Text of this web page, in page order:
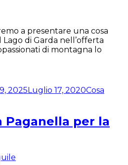
a presentare una cosa
di Garda nell’offerta
di montagna lo
2025Luglio 17, 2020Cosa
Paganella per la